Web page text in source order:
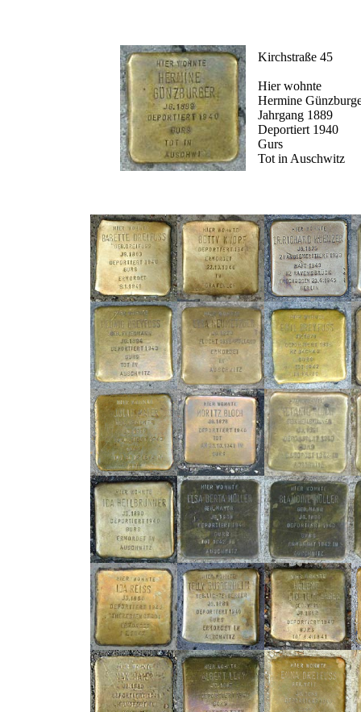
Kirchstraße 45
Hier wohnte
Hermine
Jahrgang 1889
Deportiert 1940
Gurs
Tot in Auschwitz